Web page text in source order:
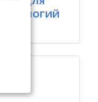
Л.С.